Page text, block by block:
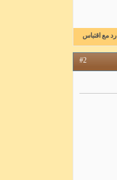
رد مع اقتباس
#2